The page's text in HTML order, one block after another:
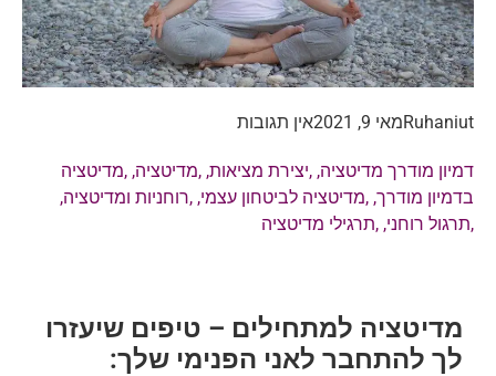
Ruhaniutמאי 9, 2021 אין תגובות
דמיון מודרך מדיטציה, ,יצירת מציאות, ,מדיטציה, ,מדיטציה
בדמיון מודרך, ,מדיטציה לביטחון עצמי, ,רוחניות ומדיטציה,
,תרגול רוחני, ,תרגילי מדיטציה
מדיטציה למתחילים – טיפים שיעזרו
לך להתחבר לאני הפנימי שלך: